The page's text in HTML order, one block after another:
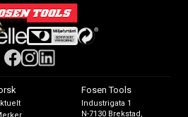
Fosen Tools
Industrigata 1
N-7130 Brekstad,